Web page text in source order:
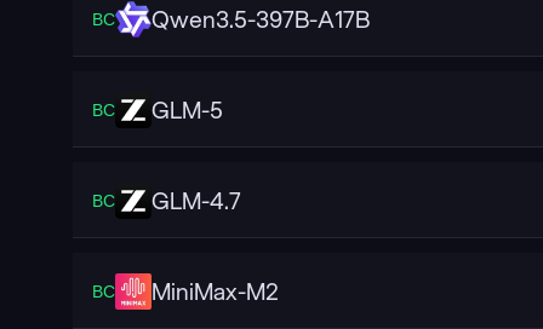
ВС Qwen3.5-397B-A17B
ВС GLM-5
ВС GLM-4.7
ВС MiniMax-M2